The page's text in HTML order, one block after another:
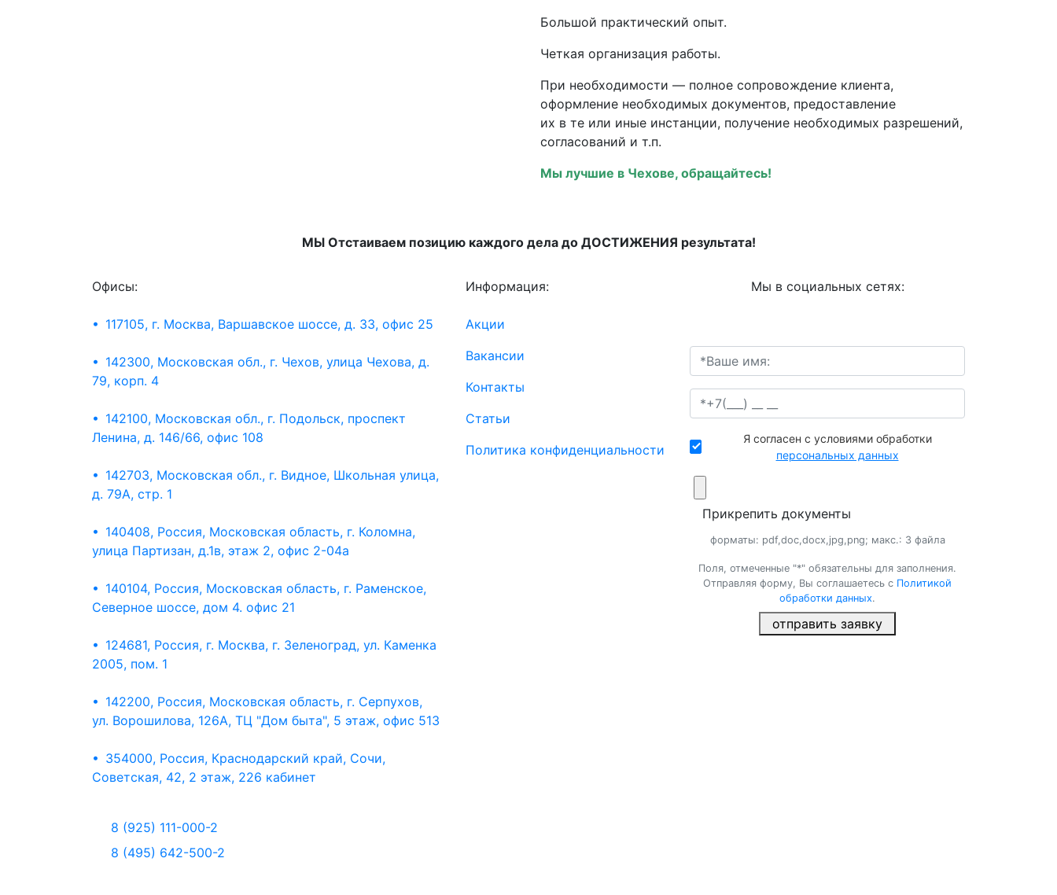
Большой практический опыт.
Четкая организация работы.
При необходимости — полное сопровождение клиента,
оформление необходимых документов, предоставление
их в те или иные инстанции, получение необходимых разрешений,
согласований и т.п.
Мы лучшие в Чехове, обращайтесь!
МЫ Отстаиваем позицию каждого дела до ДОСТИЖЕНИЯ результата!
Офисы:
• 117105, г. Москва, Варшавское шоссе, д. 33, офис 25
• 142300, Московская обл., г. Чехов, улица Чехова, д.
79, корп. 4
• 142100, Московская обл., г. Подольск, проспект
Ленина, д. 146/66, офис 108
• 142703, Московская обл., г. Видное, Школьная улица,
д. 79А, стр. 1
• 140408, Россия, Московская область, г. Коломна,
улица Партизан, д.1в, этаж 2, офис 2-04а
• 140104, Россия, Московская область, г. Раменское,
Северное шоссе, дом 4. офис 21
• 124681, Россия, г. Москва, г. Зеленоград, ул. Каменка
2005, пом. 1
• 142200, Россия, Московская область, г. Серпухов,
ул. Ворошилова, 126А, ТЦ "Дом быта", 5 этаж, офис 513
• 354000, Россия, Краснодарский край, Сочи,
Советская, 42, 2 этаж, 226 кабинет
8 (925) 111-000-2
8 (495) 642-500-2
Информация:
Акции
Вакансии
Контакты
Статьи
Политика конфиденциальности
Мы в социальных сетях:
Я согласен с условиями обработки
персональных данных
Прикрепить документы
форматы: pdf,doc,docx,jpg,png; макс.: 3 файла
Поля, отмеченные "*" обязательны для заполнения.
Отправляя форму, Вы соглашаетесь с Политикой
обработки данных.
отправить заявку